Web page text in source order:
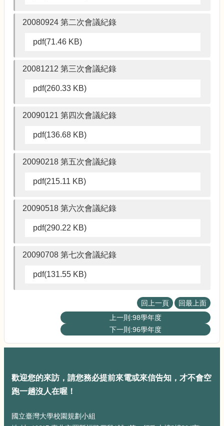
20080924 第二次會議紀錄
pdf(71.46 KB)
20081212 第三次會議紀錄
pdf(260.33 KB)
20090121 第四次會議紀錄
pdf(136.68 KB)
20090218 第五次會議紀錄
pdf(215.11 KB)
20090518 第六次會議紀錄
pdf(290.22 KB)
20090708 第七次會議紀錄
pdf(131.55 KB)
回上一頁
回最上面
上一則:98學年度
下一則:96學年度
歡迎您的來訪，請您務必提前來電或來信告知，才不會空
跑一趟沒人在喔！
國立臺灣大學校園規劃小組